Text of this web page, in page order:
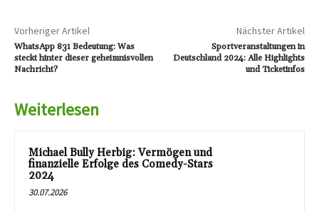
Vorheriger Artikel
WhatsApp 831 Bedeutung: Was
steckt hinter dieser geheimnisvollen
Nachricht?
Nächster Artikel
Sportveranstaltungen in
Deutschland 2024: Alle Highlights
und Ticketinfos
Weiterlesen
Michael Bully Herbig: Vermögen und
finanzielle Erfolge des Comedy-Stars
2024
30.07.2026